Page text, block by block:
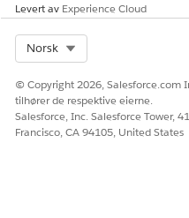
Levert av Experience Cloud
Norsk
© Copyright 2026, Salesforce.com
tilhører de respektive eierne.
Salesforce, Inc. Salesforce Tower,
Francisco, CA 94105, United States